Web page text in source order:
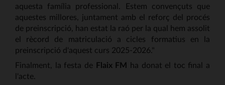
aquesta família professional. Estem convençuts que
aquestes millores, juntament amb el reforç del procés
de preinscripció, han estat la raó per la qual hem assolit
el rècord de matriculació a cicles formatius en la
preinscripció d'aquest curs 2025-2026."
Finalment, la festa de Flaix FM ha donat el toc final a
l'acte.